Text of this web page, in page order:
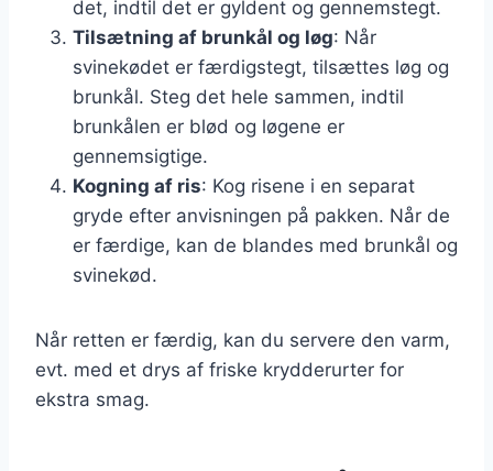
det, indtil det er gyldent og gennemstegt.
Tilsætning af brunkål og løg: Når
svinekødet er færdigstegt, tilsættes løg og
brunkål. Steg det hele sammen, indtil
brunkålen er blød og løgene er
gennemsigtige.
Kogning af ris: Kog risene i en separat
gryde efter anvisningen på pakken. Når de
er færdige, kan de blandes med brunkål og
svinekød.
Når retten er færdig, kan du servere den varm,
evt. med et drys af friske krydderurter for
ekstra smag.